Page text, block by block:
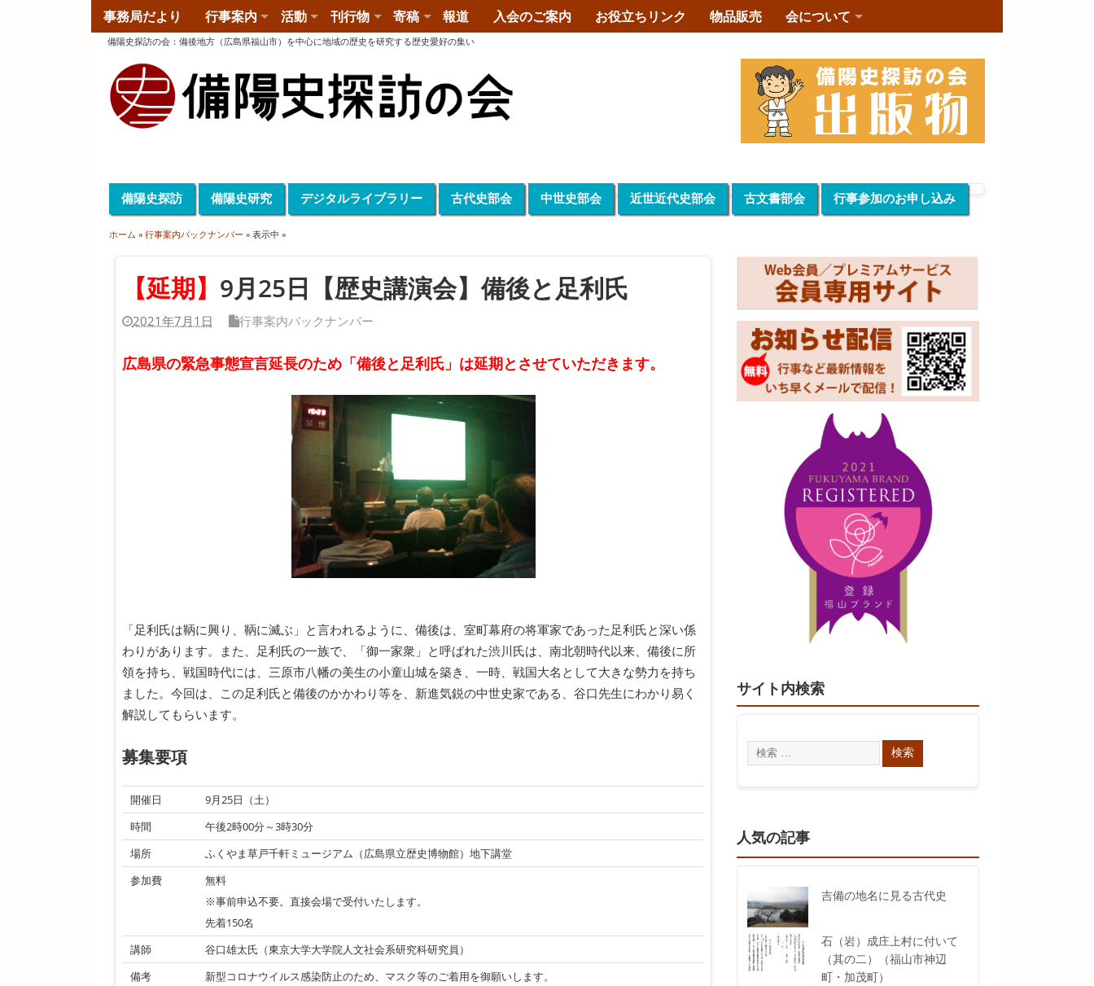
事務局だより 行事案内 活動 刊行物 寄稿 報道 入会のご案内 お役立ちリンク 物品販売 会について
備陽史探訪の会 ： 備後地方（広島県福山市）を中心に地域の歴史を研究する歴史愛好の集い
備陽史探訪 備陽史研究 デジタルライブラリー 古代史部会 中世史部会 近世近代史部会 古文書部会 行事参加のお申し込み
ホーム »行事案内バックナンバー » 表示中 »
【延期】 9月25日【歴史講演会】備後と足利氏
2021年7月1日 行事案内バックナンバー
広島県の緊急事態宣言延長のため「備後と足利氏」は延期とさせていただきます。
「足利氏は鞆に興り、鞆に滅ぶ」と言われるように、備後は、室町幕府の将軍家であった足利氏と深い係
わりがあります。また、足利氏の一族で、「御一家衆」と呼ばれた渋川氏は、南北朝時代以来、備後に所
領を持ち、戦国時代には、三原市八幡の美生の小童山城を築き、一時、戦国大名として大きな勢力を持ち
ました。今回は、この足利氏と備後のかかわり等を、新進気鋭の中世史家である、谷口先生にわかり易く
解説してもらいます。
募集要項
開催日
9月25日（土）
時間
午後2時00分～3時30分
場所
ふくやま草戸千軒ミュージアム（広島県立歴史博物館）地下講堂
参加費
無料
※事前申込不要。直接会場で受付いたします。
先着150名
講師
谷口雄太氏（東京大学大学院人文社会系研究科研究員）
備考
新型コロナウイルス感染防止のため、マスク等のご着用を御願いします。
サイト内検索
人気の記事
吉備の地名に見る古代史
石（岩）成庄上村に付いて
（其の二）（福山市神辺
町・加茂町）